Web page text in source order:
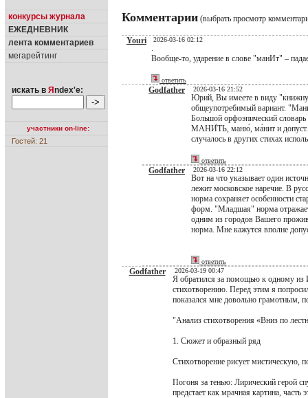
конкурсы журнала
ЕЖЕДНЕВНИК
лента комментариев
мегарейтинг
искать в Я ndex'е:
участники on-line:
Гостей: 21
Комментарии (выбрать просмотр
Youri 2026-03-16 02:12
.
Вообще-то, ударение в слове "манИт" –
ответить
Godfather 2026-03-16 21:52
Юрий, Вы имеете в виду
общеупотребимый вариант.
Большой орфоэпический словарь
МАНИ́ТЬ, маню́, ма́нит и допуст.
случалось в других стихах
ответить
Godfather 2026-03-16 22:12
Вот на что указывает один
лежит московское наречие. В
норма сохраняет особенности
форм. "Младшая" норма
одним из городов Вашего
норма. Мне кажутся вполне
ответить
Godfather 2026-03-19 00:47
Я обратился за помощью к одному из
стихотворению. Перед этим я
показался мне довольно грамотным,
"Анализ стихотворения «Вниз по
1. Сюжет и образный ряд
Стихотворение рисует мистическую,
Погоня за тенью: Лирический герой
предстает как мрачная картина, часть